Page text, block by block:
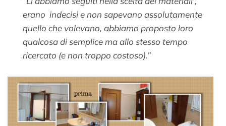
erano indecisi e non sapevano assolutamente
quello che volevano, abbiamo proposto loro
qualcosa di semplice ma allo stesso tempo
ricercato (e non troppo costoso).”